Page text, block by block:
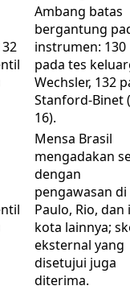
Ambang batas
bergantung
instrumen: 130
pada tes
Wechsler, 132
Stanford-Binet
16).
Mensa Brasil
mengadakan
dengan
pengawasan di
Paulo, Rio, dan
kota lainnya;
eksternal yang
disetujui juga
diterima.